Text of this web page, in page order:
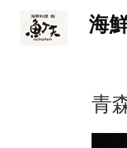
海
青